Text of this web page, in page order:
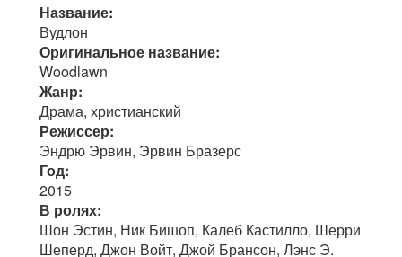
Название:
Вудлон
Оригинальное название:
Woodlawn
Жанр:
Драма, христианский
Режиссер:
Эндрю Эрвин, Эрвин Бразерс
Год:
2015
В ролях:
Шон Эстин, Ник Бишоп, Калеб Кастилло, Шерри
Шеперд, Джон Войт, Джой Брансон, Лэнс Э.